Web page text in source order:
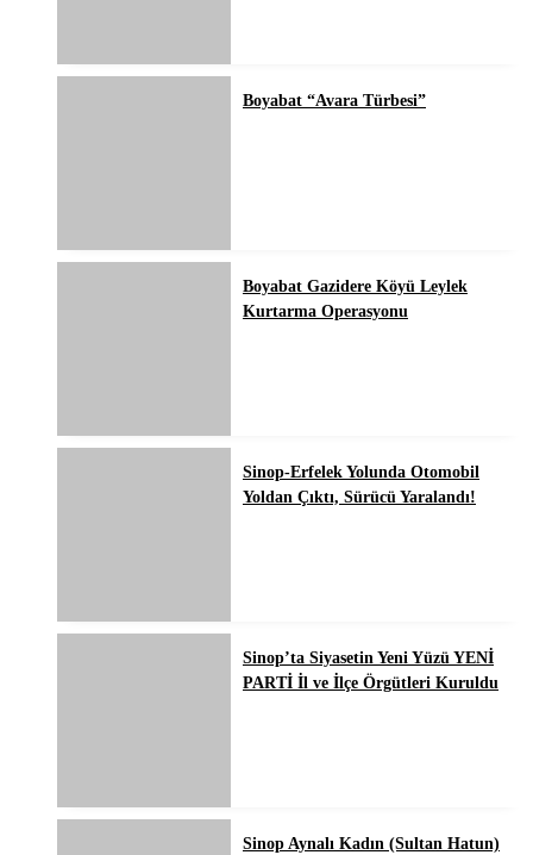
Boyabat “Avara Türbesi”
Boyabat Gazidere Köyü Leylek
Kurtarma Operasyonu
Sinop-Erfelek Yolunda Otomobil
Yoldan Çıktı, Sürücü Yaralandı!
Sinop’ta Siyasetin Yeni Yüzü YENİ
PARTİ İl ve İlçe Örgütleri Kuruldu
Sinop Aynalı Kadın (Sultan Hatun)